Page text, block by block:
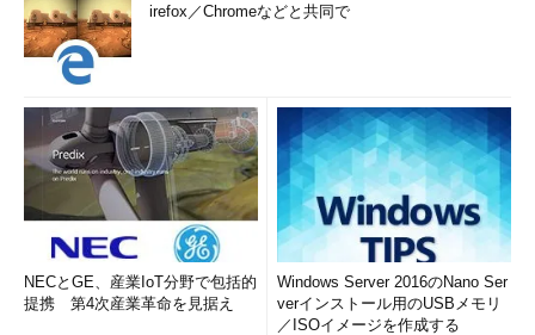
irefox／Chromeなどと共同で
NECとGE、産業IoT分野で包括的
提携 第4次産業革命を見据え
Windows Server 2016のNano Ser
verインストール用のUSBメモリ
／ISOイメージを作成する